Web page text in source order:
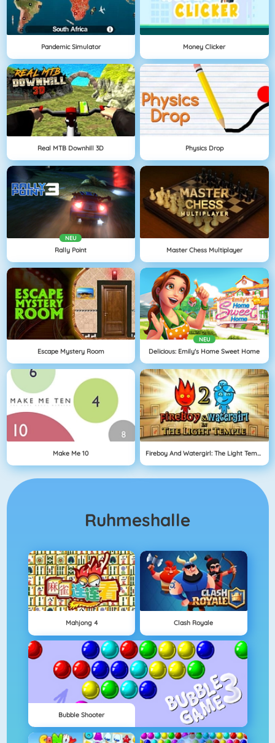
Pandemic Simulator Money Clicker
Real MTB Downhill 3D Physics Drop
NEU
Rally Point Master Chess Multiplayer
Escape Mystery Room
NEU
Delicious: Emily's Home Sweet Home
Make Me 10 Fireboy And Watergirl: The Light Temple
Ruhmeshalle
Mahjong 4 Clash Royale
Bubble Shooter